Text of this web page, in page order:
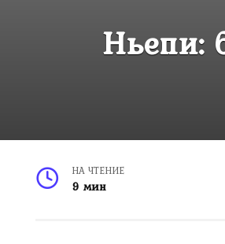
Ньепи:
НА ЧТЕНИЕ
9 мин